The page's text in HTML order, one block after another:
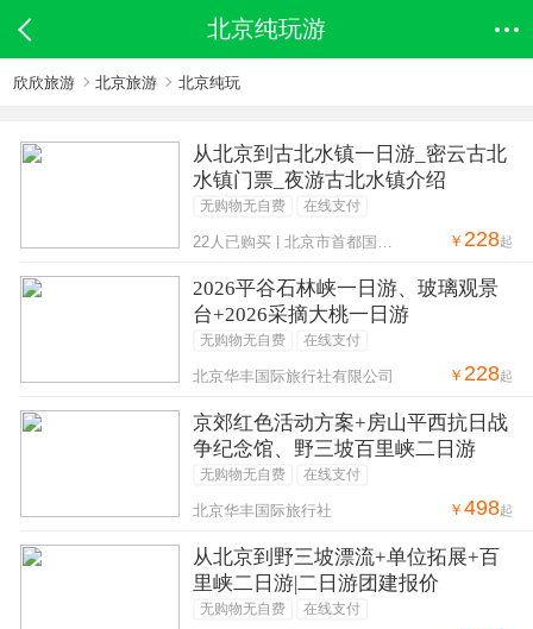
北京纯玩游
欣欣旅游 北京旅游 北京纯玩
从北京到古北水镇一日游_密云古北
水镇门票_夜游古北水镇介绍
无购物无自费 在线支付
￥228起
2026平谷石林峡一日游、玻璃观景
台+2026采摘大桃一日游
无购物无自费 在线支付
北京华丰国际旅行社有限公司 ￥228起
京郊红色活动方案+房山平西抗日战
争纪念馆、野三坡百里峡二日游
无购物无自费 在线支付
北京华丰国际旅行社 ￥498起
从北京到野三坡漂流+单位拓展+百
里峡二日游|二日游团建报价
无购物无自费 在线支付